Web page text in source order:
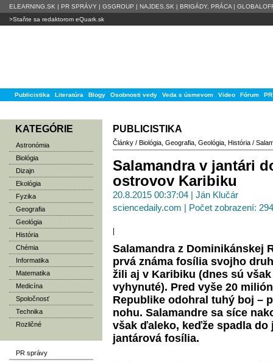
ELEARNING.SK | PR SPRÁVY | GSGROUP | NAJDES.SK | BRIGÁDY, PRÁCA |
>Staňte sa redaktorom eQuark.sk
Publicistika Literatúra Blogy Osobnosti vedy Veda s úsmevom Video Fórum
KATEGÓRIE
Astronómia
Biológia
Dizajn
Ekológia
Fyzika
Geografia
Geológia
História
Chémia
Informatika
Matematika
Medicína
Spoločnosť
Technika
Rozličné
PR správy
PUBLICISTIKA
Články / Biológia Geografia Geológia História /
Salamandra v jantári
ostrovov Karibiku
20.8.2015 00:37:04 | Ján Klučár
sciencedaily.com | Počet zobrazení:
Salamandra z Dominikánskej
prvá známa fosília svojho
žili aj v Karibiku (dnes sú
vyhynuté). Pred vyše 20
Republike odohral tuhý boj –
nohu. Salamandre sa síce
však ďaleko, keďže spadla do
jantárová fosília.